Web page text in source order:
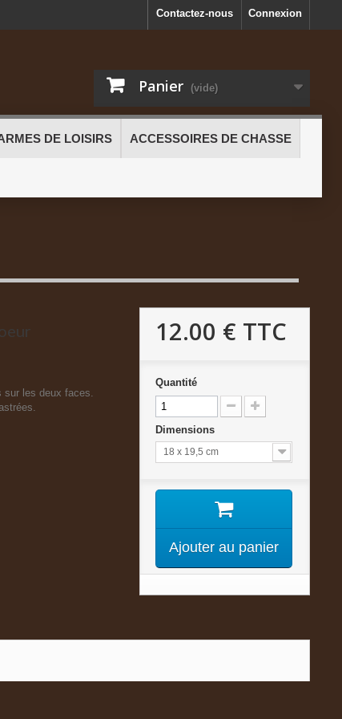
Connexion
Contactez-nous
Panier (vide)
DE LOISIRS ACCESSOIRES DE CHASSE
sur les deux faces.
12.00 € TTC
Quantité
Dimensions
18 x 19,5 cm
Ajouter au panier